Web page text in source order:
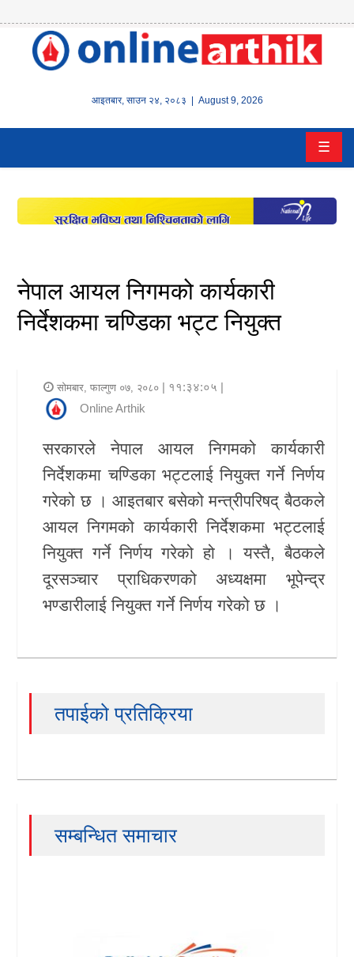
आइतबार, साउन २४, २०८३ | August 9, 2026
होम
वित्त
इन्स्योरेन्स
पूँजीबजार
अटो
भिडियो
सूचना
शिक्षा
खेलकुद
☰
नेपाल आयल निगमको कार्यकारी
निर्देशकमा चण्डिका भट्ट नियुक्त
सोमबार, फाल्गुण ०७, २०८० | ११:३४:०५ |
Online Arthik
सरकारले नेपाल आयल निगमको कार्यकारी
निर्देशकमा चण्डिका भट्टलाई नियुक्त गर्ने निर्णय
गरेको छ । आइतबार बसेको मन्त्रीपरिषद् बैठकले
आयल निगमको कार्यकारी निर्देशकमा भट्टलाई
नियुक्त गर्ने निर्णय गरेको हो । यस्तै, बैठकले
दूरसञ्चार प्राधिकरणको अध्यक्षमा भूपेन्द्र
भण्डारीलाई नियुक्त गर्ने निर्णय गरेको छ ।
तपाईको प्रतिक्रिया
सम्बन्धित समाचार